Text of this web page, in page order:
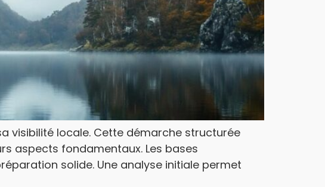
visibilité locale. Cette démarche structurée
aspects fondamentaux. Les bases
solide. Une analyse initiale permet